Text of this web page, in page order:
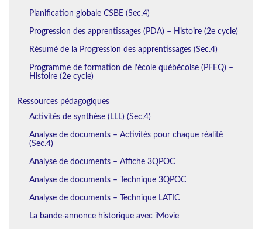
Planification globale CSBE (Sec.4)
Progression des apprentissages (PDA) – Histoire (2e cycle)
Résumé de la Progression des apprentissages (Sec.4)
Programme de formation de l’école québécoise (PFEQ) –
Histoire (2e cycle)
Ressources pédagogiques
Activités de synthèse (LLL) (Sec.4)
Analyse de documents – Activités pour chaque réalité
(Sec.4)
Analyse de documents – Affiche 3QPOC
Analyse de documents – Technique 3QPOC
Analyse de documents – Technique LATIC
La bande-annonce historique avec iMovie